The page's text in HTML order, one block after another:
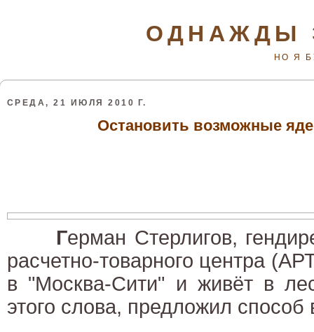
ОДНАЖДЫ
НО Я
СРЕДА, 21 ИЮЛЯ 2010 Г.
Остановить возможные
Герман Стерлигов,
расчетно-товарного центра
в "Москва-Сити" и живёт в
этого слова, предложил способ